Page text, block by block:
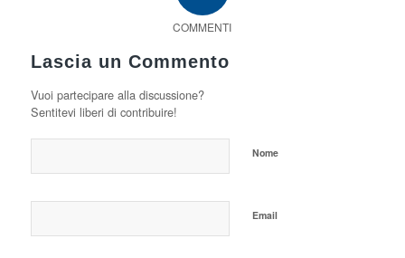
COMMENTI
Lascia un Commento
Vuoi partecipare alla discussione?
Sentitevi liberi di contribuire!
Nome
Email